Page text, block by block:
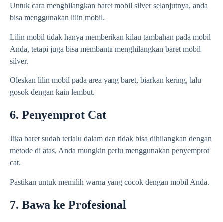
Untuk cara menghilangkan baret mobil silver selanjutnya, anda
bisa menggunakan lilin mobil.
Lilin mobil tidak hanya memberikan kilau tambahan pada mobil
Anda, tetapi juga bisa membantu menghilangkan baret mobil
silver.
Oleskan lilin mobil pada area yang baret, biarkan kering, lalu
gosok dengan kain lembut.
6. Penyemprot Cat
Jika baret sudah terlalu dalam dan tidak bisa dihilangkan dengan
metode di atas, Anda mungkin perlu menggunakan penyemprot
cat.
Pastikan untuk memilih warna yang cocok dengan mobil Anda.
7. Bawa ke Profesional